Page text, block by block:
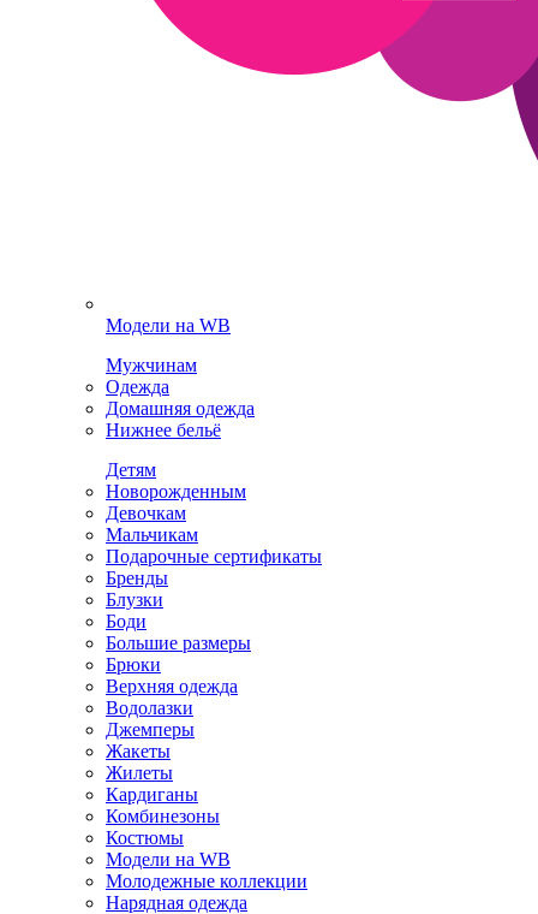
Модели на WB
Мужчинам
Одежда
Домашняя одежда
Нижнее бельё
Детям
Новорожденным
Девочкам
Мальчикам
Подарочные сертификаты
Бренды
Блузки
Боди
Большие размеры
Брюки
Верхняя одежда
Водолазки
Джемперы
Жакеты
Жилеты
Кардиганы
Комбинезоны
Костюмы
Модели на WB
Молодежные коллекции
Нарядная одежда